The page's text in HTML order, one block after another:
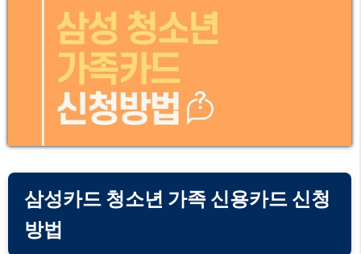
삼성카드 청소년 가족 신용카드 신청
방법